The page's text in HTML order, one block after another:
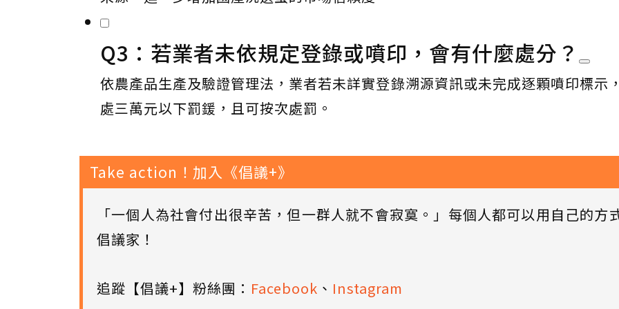
Q3：若業者未依規定登錄或噴印，會有什麼處分？
依農產品生產及驗證管理法，業者若未詳實登錄溯源資訊或未完成逐顆噴印標示
處三萬元以下罰鍰，且可按次處罰。
Take action！加入《倡議+》
「一個人為社會付出很辛苦，但一群人就不會寂寞。」每個人都可以用自己的方
倡議家！
追蹤【倡議+】粉絲團： Facebook 、 Instagram